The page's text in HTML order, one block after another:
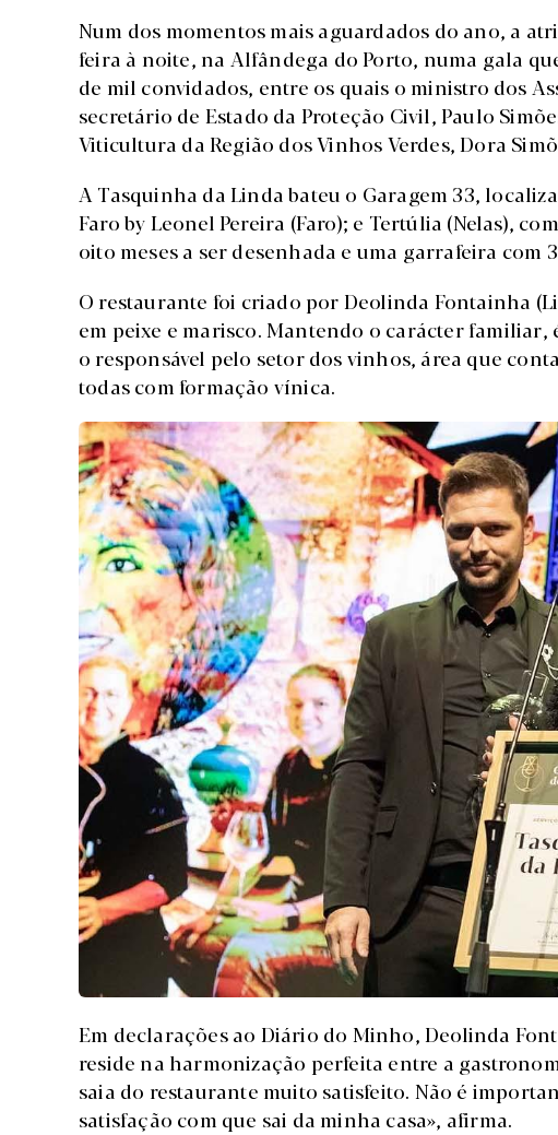
Num dos momentos mais aguardados do ano, a
feira à noite, na Alfândega do Porto, numa gala
de mil convidados, entre os quais o ministro dos
secretário de Estado da Proteção Civil, Paulo
Viticultura da Região dos Vinhos Verdes, Dora
A Tasquinha da Linda bateu o Garagem 33,
Faro by Leonel Pereira (Faro); e Tertúlia (Nelas),
oito meses a ser desenhada e uma garrafeira com
O restaurante foi criado por Deolinda Fontainha
em peixe e marisco. Mantendo o carácter
o responsável pelo setor dos vinhos, área que
todas com formação vínica.
Em declarações ao Diário do Minho, Deolinda
reside na harmonização perfeita entre a
saia do restaurante muito satisfeito. Não é
satisfação com que sai da minha casa», afirma.